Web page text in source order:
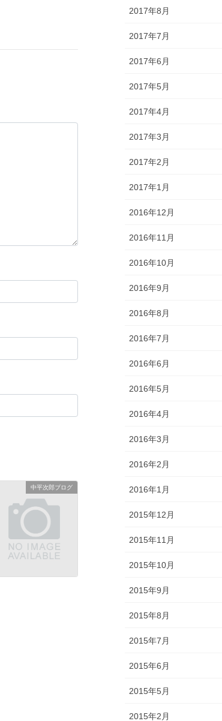
中平次郎ブログ
2017年8月
2017年7月
2017年6月
2017年5月
2017年4月
2017年3月
2017年2月
2017年1月
2016年12月
2016年11月
2016年10月
2016年9月
2016年8月
2016年7月
2016年6月
2016年5月
2016年4月
2016年3月
2016年2月
2016年1月
2015年12月
2015年11月
2015年10月
2015年9月
2015年8月
2015年7月
2015年6月
2015年5月
2015年2月